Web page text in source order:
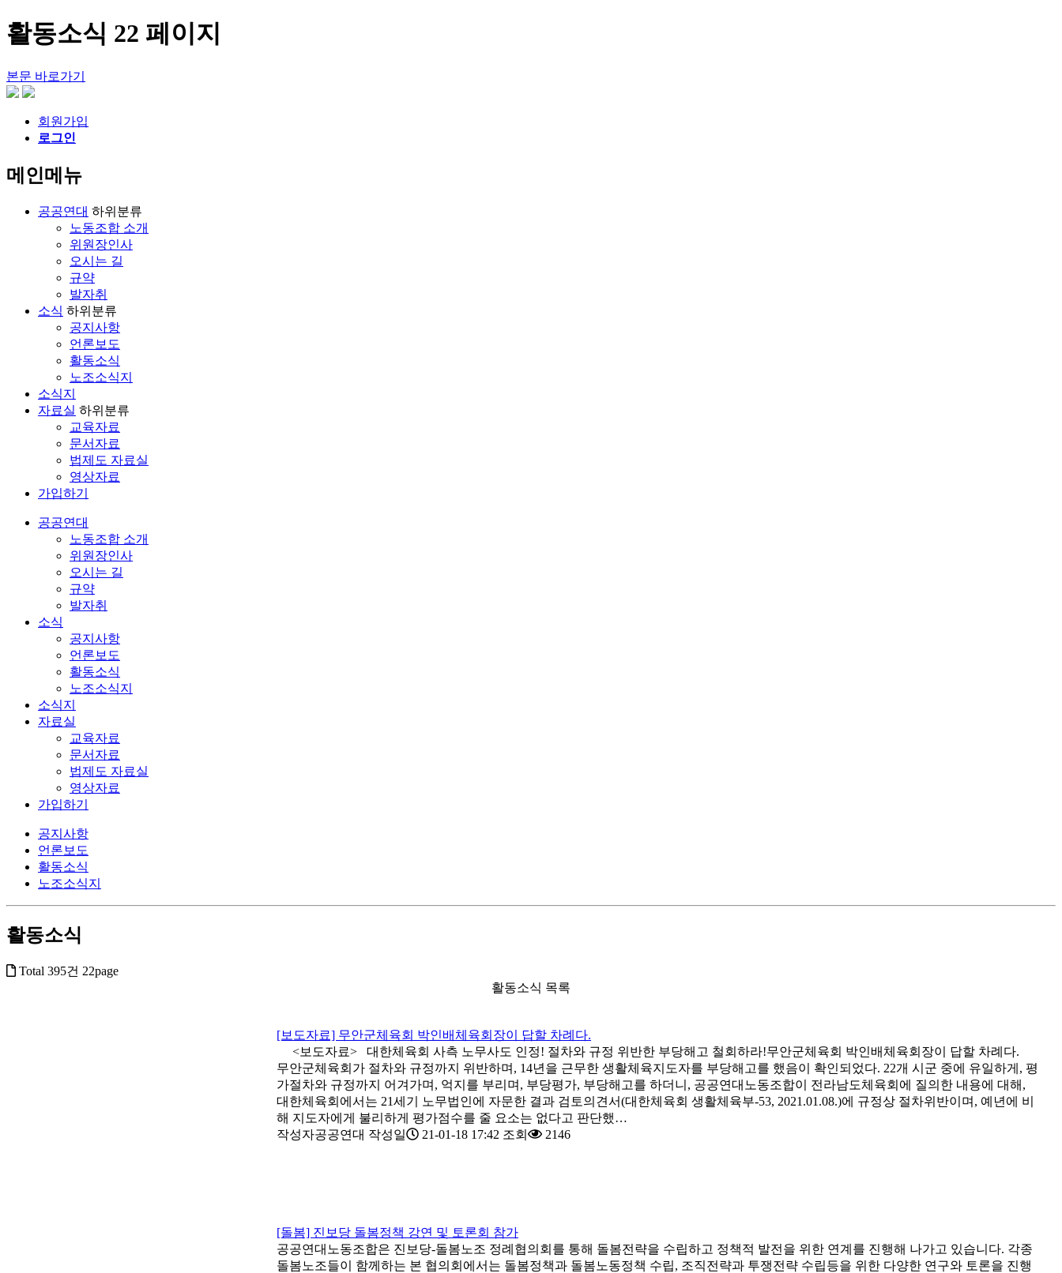
활동소식 22 페이지
본문 바로가기
회원가입
로그인
메인메뉴
공공연대 하위분류
노동조합 소개
위원장인사
오시는 길
규약
발자취
소식 하위분류
공지사항
언론보도
활동소식
노조소식지
소식지
자료실 하위분류
교육자료
문서자료
법제도 자료실
영상자료
가입하기
공공연대
노동조합 소개
위원장인사
오시는 길
규약
발자취
소식
공지사항
언론보도
활동소식
노조소식지
소식지
자료실
교육자료
문서자료
법제도 자료실
영상자료
가입하기
공지사항
언론보도
활동소식
노조소식지
활동소식
Total 395건 22page
활동소식 목록
[보도자료] 무안군체육회 박인배체육회장이 답할 차례다.
<보도자료> 대한체육회 사측 노무사도 인정! 절차와 규정 위반한 부당해고 철회하라!무안군체육회 박인배체육회장이 답할 차례다.
무안군체육회가 절차와 규정까지 위반하며, 14년을 근무한 생활체육지도자를 부당해고를 했음이 확인되었다. 22개 시군 중에 유일하게, 평
가절차와 규정까지 어겨가며, 억지를 부리며, 부당평가, 부당해고를 하더니, 공공연대노동조합이 전라남도체육회에 질의한 내용에 대해,
대한체육회에서는 21세기 노무법인에 자문한 결과 검토의견서(대한체육회 생활체육부-53, 2021.01.08.)에 규정상 절차위반이며, 예년에 비
해 지도자에게 불리하게 평가점수를 줄 요소는 없다고 판단했…
작성자공공연대 작성일 21-01-18 17:42 조회 2146
[돌봄] 진보당 돌봄정책 강연 및 토론회 참가
공공연대노동조합은 진보당-돌봄노조 정례협의회를 통해 돌봄전략을 수립하고 정책적 발전을 위한 연계를 진행해 나가고 있습니다. 각종
돌봄노조들이 함께하는 본 협의회에서는 돌봄정책과 돌봄노동정책 수립, 조직전략과 투쟁전략 수립등을 위한 다양한 연구와 토론을 진행